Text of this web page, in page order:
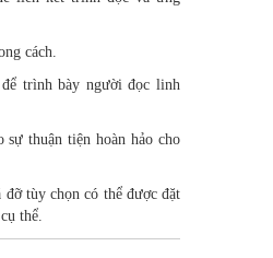
cách.
trình bày người đọc linh
thuận tiện hoàn hảo cho
tùy chọn có thể được đặt
thể.